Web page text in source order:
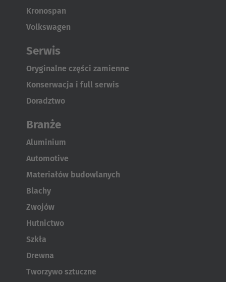
Kronospan
Volkswagen
Serwis
Oryginalne części zamienne
Konserwacja i full serwis
Doradztwo
Branże
Aluminium
Automotive
Materiałów budowlanych
Blachy
Zwojów
Hutnictwo
Szkła
Drewna
Tworzywo sztuczne